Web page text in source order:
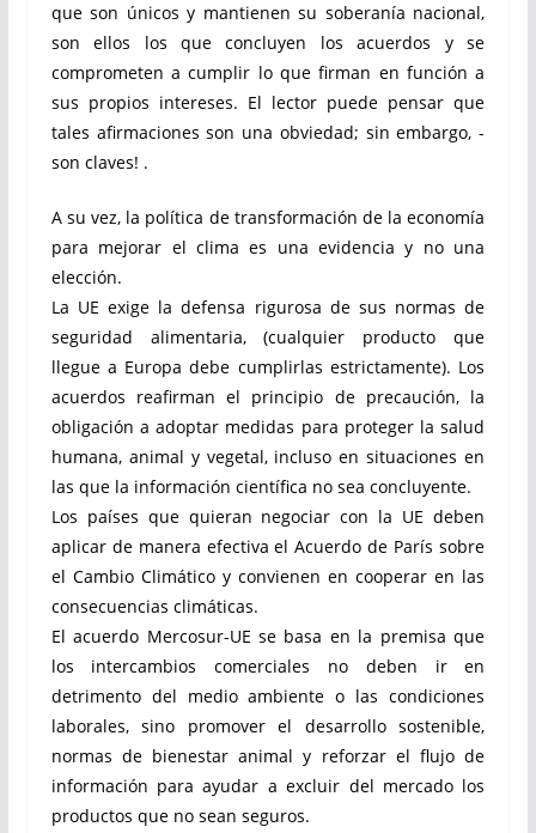
que son únicos y mantienen su soberanía nacional,
son ellos los que concluyen los acuerdos y se
comprometen a cumplir lo que firman en función a
sus propios intereses. El lector puede pensar que
tales afirmaciones son una obviedad; sin embargo, ­
son claves! .
A su vez, la política de transformación de la economía
para mejorar el clima es una evidencia y no una
elección.
La UE exige la defensa rigurosa de sus normas de
seguridad alimentaria, (cualquier producto que
llegue a Europa debe cumplirlas estrictamente). Los
acuerdos reafirman el principio de precaución, la
obligación a adoptar medidas para proteger la salud
humana, animal y vegetal, incluso en situaciones en
las que la información científica no sea concluyente.
Los países que quieran negociar con la UE deben
aplicar de manera efectiva el Acuerdo de París sobre
el Cambio Climático y convienen en cooperar en las
consecuencias climáticas.
El acuerdo Mercosur-UE se basa en la premisa que
los intercambios comerciales no deben ir en
detrimento del medio ambiente o las condiciones
laborales, sino promover el desarrollo sostenible,
normas de bienestar animal y reforzar el flujo de
información para ayudar a excluir del mercado los
productos que no sean seguros.